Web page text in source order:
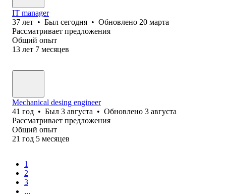
IT manager
37 лет • Был сегодня • Обновлено 20 марта
Рассматривает предложения
Общий опыт
13 лет 7 месяцев
Mechanical desing engineer
41 год • Был 3 августа • Обновлено 3 августа
Рассматривает предложения
Общий опыт
21 год 5 месяцев
1
2
3
...